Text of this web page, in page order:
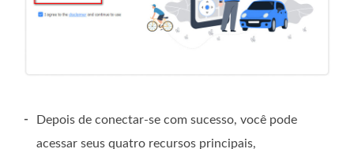
-
Depois de conectar-se com sucesso, você pode
acessar seus quatro recursos principais,